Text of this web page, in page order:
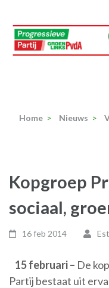
naar
inhoud
(Druk
Home > Nieuws >
Kopgroep
sociaal,
16 feb 2014
15 februari – De
Partij bestaat uit